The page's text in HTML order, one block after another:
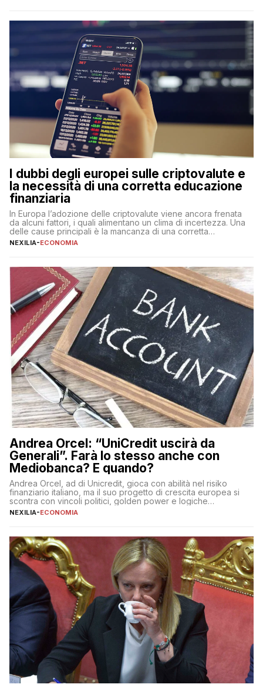
flessibilità e rendimento. Come funzionano […]
I dubbi degli europei sulle criptovalute e
la necessità di una corretta educazione
finanziaria
In Europa l’adozione delle criptovalute viene ancora frenata
da alcuni fattori, i quali alimentano un clima di incertezza. Una
delle cause principali è la mancanza di una corretta
educazione finanziaria, che impedisce ad una larga parte della
sulle criptovalute: […]
NEXILIA-ECONOMIA
Andrea Orcel: “UniCredit uscirà da
Generali”. Farà lo stesso anche con
Mediobanca? E quando?
Andrea Orcel, ad di Unicredit, gioca con abilità nel risiko
finanziario italiano, ma il suo progetto di crescita europea si
scontra con vincoli politici, golden power e logiche
protezionistiche. Orcel e la mossa su Generali Andrea Orcel,
NEXILIA-ECONOMIA